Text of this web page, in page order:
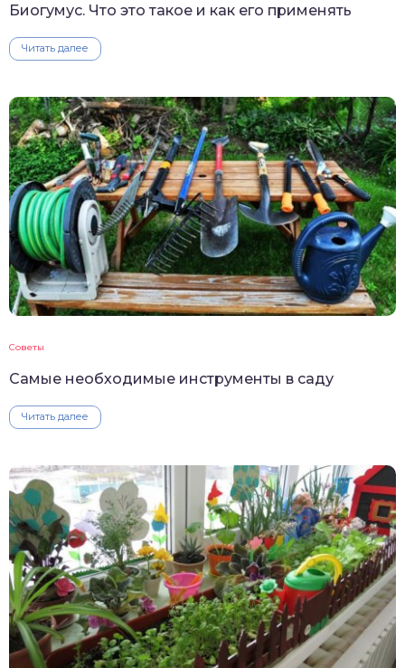
Биогумус. Что это такое и как его применять
Читать далее
Советы
Самые необходимые инструменты в саду
Читать далее